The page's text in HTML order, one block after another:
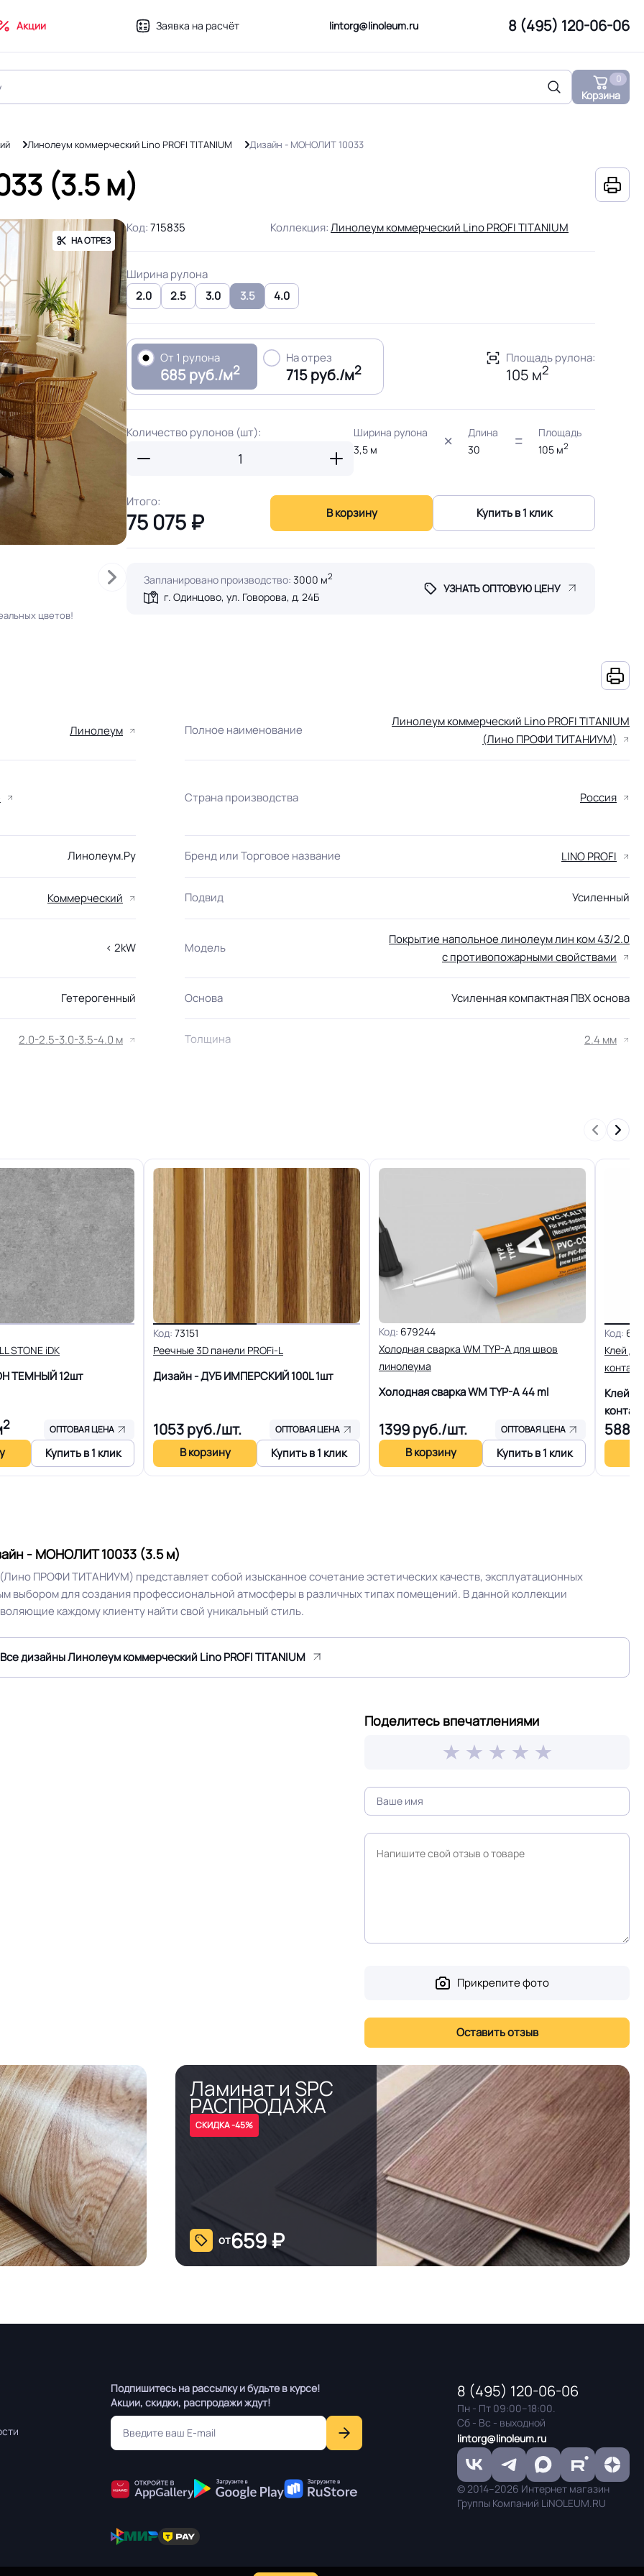
Акции Заявка на расчёт lintorg@linoleum.ru 8 (495) 120-06-06
Корзина
0
Линолеум коммерческий Lino PROFI TITANIUM Дизайн - МОНОЛИТ 10033
(3.5 м)
НА ОТРЕЗ
цветов!
Код:715835 Коллекция:Линолеум коммерческий Lino PROFI TITANIUM
Ширина рулона
2.0
2.5 3.0 3.5 4.0
От 1 рулона
685 руб./м2
На отрез
715 руб./м2
Площадь рулона:
105 м2
Количество рулонов (шт):
Ширина рулона
3,5 м
Длина
30
Площадь
105 м2
Итого:
75 075 ₽ В корзину Купить в 1 клик
Запланировано производство: 3000 м2
г. Одинцово, ул. Говорова, д. 24Б
УЗНАТЬ ОПТОВУЮ ЦЕНУ
Линолеум Полное наименование
Линолеум коммерческий Lino PROFI TITANIUM
(Лино ПРОФИ ТИТАНИУМ)
Страна производства Россия
Линолеум.Ру Бренд или Торговое название LINO PROFI
Коммерческий Подвид Усиленный
< 2kW Модель
Покрытие напольное линолеум лин ком 43/2.0
с противопожарными свойствами
Гетерогенный Основа Усиленная компактная ПВХ основа
2.0-2.5-3.0-3.5-4.0 м Толщина 2.4 мм
Для холла больниц, Для
электронной сборки, Для
опта
+-10% мм
КМ2 Класс 34/43 кл.
Группа Т Устойчивость к химии Отличная
на истирание с
слоем и усиленной
Защитный слой 0.70 мм (700) мкм
Допуск изменения линейных
+-10% %
PU Коэффициент противоскольжения R11
/ Холодная сварка шт Система примыкания к стенам
контакт / EUROPROF 521
Производственная площадка или
завод
на территории РФ и СНГ
STONE iDK
ТЕМНЫЙ12шт
2 ОПТОВАЯ ЦЕНА
Купить в 1 клик
Код: 73151
Реечные 3D панели PROFi-L
Дизайн - ДУБ ИМПЕРСКИЙ 100L1шт
1053руб./шт. ОПТОВАЯ ЦЕНА
В корзину Купить в 1 клик
Код: 679244
Холодная сварка WM TYP-A для швов
линолеума
Холодная сварка WM TYP-A44 ml
1399руб./шт. ОПТОВАЯ ЦЕНА
В корзину Купить в 1 клик
Код:
Клей
Клей
5887
- МОНОЛИТ 10033 (3.5 м)
ПРОФИ ТИТАНИУМ) представляет собой изысканное сочетание эстетических качеств, эксплуатационных
выбором для создания профессиональной атмосферы в различных типах помещений. В данной коллекции
каждому клиенту найти свой уникальный стиль.
Все дизайны Линолеум коммерческий Lino PROFI TITANIUM
Поделитесь впечатлениями
Прикрепите фото
Ламинат и SPC
РАСПРОДАЖА
СКИДКА -45%
от659₽
Подпишитесь на рассылку и будьте в курсе!
Акции, скидки, распродажи ждут!
8 (495) 120-06-06
Пн - Пт 09:00–18:00.
Сб - Вс - выходной
lintorg@linoleum.ru
© 2014–2026 Интернет магазин
Группы Компаний LiNOLEUM.RU